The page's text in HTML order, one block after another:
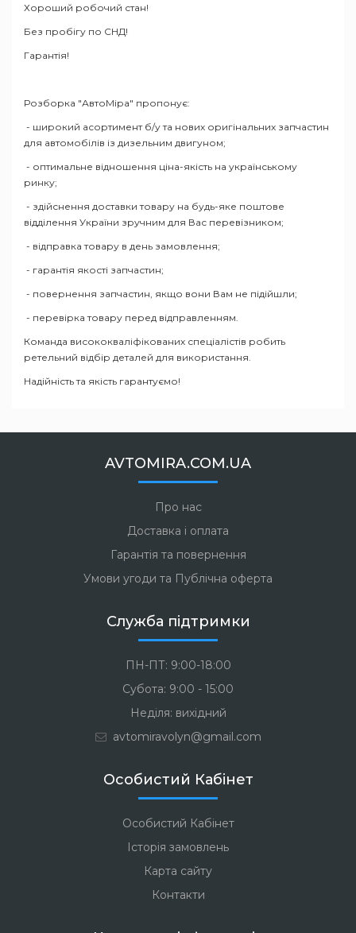
Хороший робочий стан!
Без пробігу по СНД!
Гарантія!
Розборка "АвтоМіра" пропонує:
- широкий асортимент б/у та нових оригінальних запчастин
для автомобілів із дизельним двигуном;
- оптимальне відношення ціна-якість на українському
ринку;
- здійснення доставки товару на будь-яке поштове
відділення України зручним для Вас перевізником;
- відправка товару в день замовлення;
- гарантія якості запчастин;
- повернення запчастин, якщо вони Вам не підійшли;
- перевірка товару перед відправленням.
Команда висококваліфікованих спеціалістів робить
ретельний відбір деталей для використання.
Надійність та якість гарантуємо!
AVTOMIRA.COM.UA
Про нас
Доставка і оплата
Гарантія та повернення
Умови угоди та Публічна оферта
Служба підтримки
ПН-ПТ: 9:00-18:00
Субота: 9:00 - 15:00
Неділя: вихідний
avtomiravolyn@gmail.com
Особистий Кабінет
Особистий Кабінет
Історія замовлень
Карта сайту
Контакти